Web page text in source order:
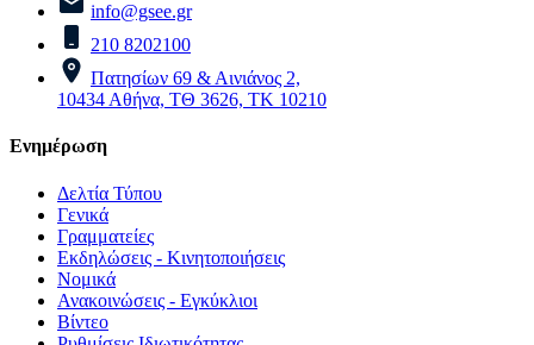
info@gsee.gr
210 8202100
Πατησίων 69 & Αινιάνος 2,
10434 Αθήνα, ΤΘ 3626, ΤΚ 10210
Ενημέρωση
Δελτία Τύπου
Γενικά
Γραμματείες
Εκδηλώσεις - Κινητοποιήσεις
Νομικά
Ανακοινώσεις - Εγκύκλιοι
Βίντεο